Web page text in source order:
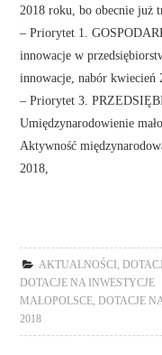
2018 roku, bo obecnie już
– Priorytet 1.
innowacje w
innowacje, nabór kwiecień
– Priorytet 3.
Umiędzynarodowienie
Aktywność
2018,
AKTUALNOŚCI ,
DOTACJE NA INWESTYCJE
MAŁOPOLSCE ,DOTACJE
2018